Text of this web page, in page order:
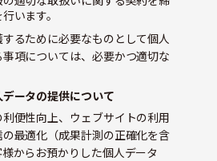
います。
るために必要なものとして個人
項については、必要かつ適切な
ータの提供について
便性向上、ウェブサイトの利用
最適化（成果計測の正確化を含
からお預かりした個人データ